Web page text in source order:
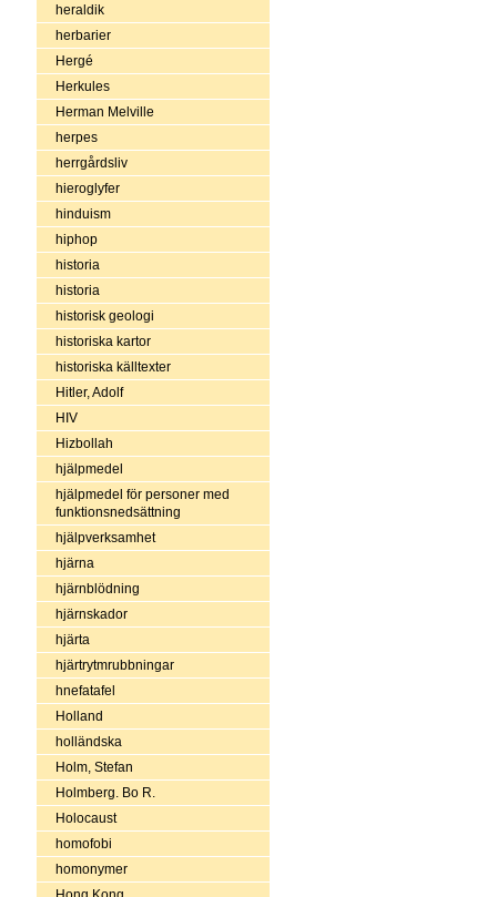
heraldik
herbarier
Hergé
Herkules
Herman Melville
herpes
herrgårdsliv
hieroglyfer
hinduism
hiphop
historia
historia
historisk geologi
historiska kartor
historiska källtexter
Hitler, Adolf
HIV
Hizbollah
hjälpmedel
hjälpmedel för personer med
funktionsnedsättning
hjälpverksamhet
hjärna
hjärnblödning
hjärnskador
hjärta
hjärtrytmrubbningar
hnefatafel
Holland
holländska
Holm, Stefan
Holmberg. Bo R.
Holocaust
homofobi
homonymer